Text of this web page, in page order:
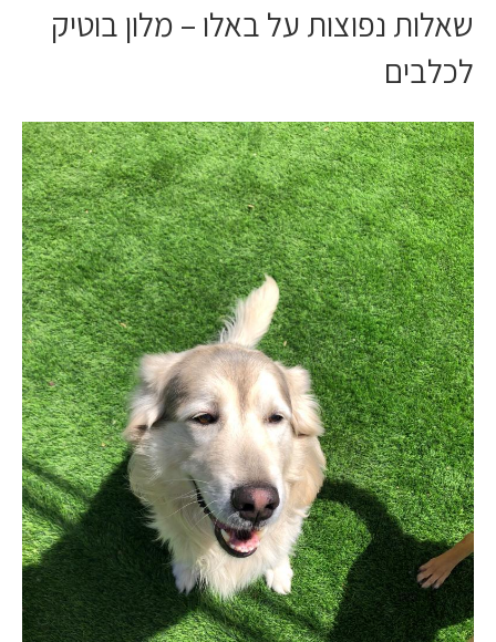
שאלות נפוצות על באלו – מלון בוטיק
לכלבים